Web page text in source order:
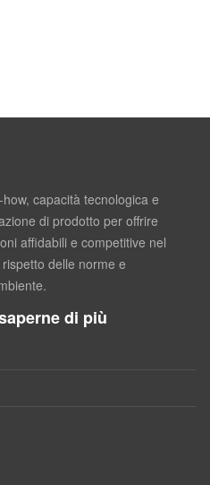
how, capacità tecnologica e
di prodotto per offrire
affidabili e competitive nel
delle norme e
di più